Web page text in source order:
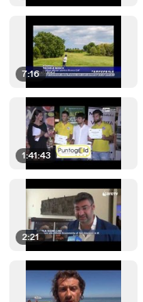
7:16
1:41:43
2:21